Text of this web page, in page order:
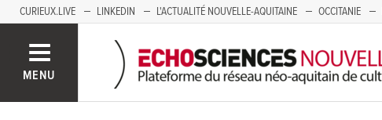
CURIEUX.LIVE LINKEDIN L'ACTUALITÉ NOUVELLE-AQUITAINE OCCITANIE
MENU